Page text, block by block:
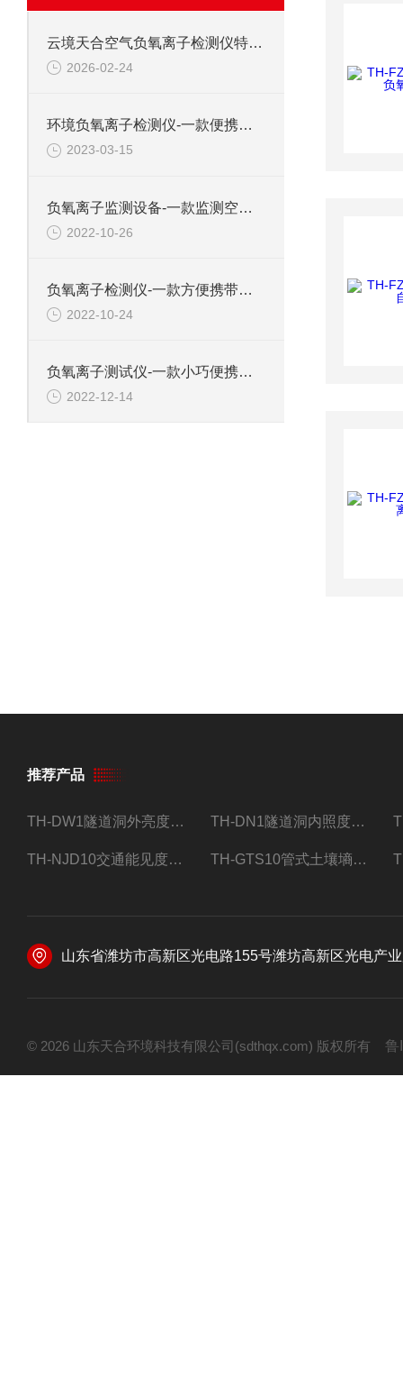
云境天合空气负氧离子检测仪特点：内置大容量锂电池，可不受电源/场地限制
2026-02-24
环境负氧离子检测仪-一款便携式的负氧离子检测仪#2023已更新
2023-03-15
负氧离子监测设备-一款监测空气质量的负氧离子监测站2022已更新
2022-10-26
负氧离子检测仪-一款方便携带的负氧离子检测仪#2022已更新
2022-10-24
负氧离子测试仪-一款小巧便携的空气负氧离子检测仪#2022已更新
2022-12-14
推荐产品
TH-DW1隧道洞外亮度检测器设备 TH-DN1隧道洞内照度检测器设备
TH-NJD10交通能见度监测站 TH-GTS10管式土壤墒情自动监测仪
山东省潍坊市高新区光电路155号潍坊高新区光电产业加速器
© 2026 山东天合环境科技有限公司(sdthqx.com) 版权所有 鲁